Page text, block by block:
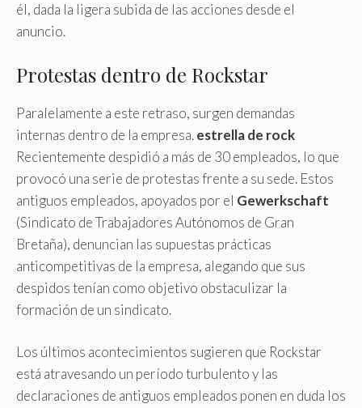
él, dada la ligera subida de las acciones desde el
anuncio.
Protestas dentro de Rockstar
Paralelamente a este retraso, surgen demandas
internas dentro de la empresa.estrella de rock
Recientemente despidió a más de 30 empleados, lo que
provocó una serie de protestas frente a su sede. Estos
antiguos empleados, apoyados por el Gewerkschaft
(Sindicato de Trabajadores Autónomos de Gran
Bretaña), denuncian las supuestas prácticas
anticompetitivas de la empresa, alegando que sus
despidos tenían como objetivo obstaculizar la
formación de un sindicato.
Los últimos acontecimientos sugieren que Rockstar
está atravesando un período turbulento y las
declaraciones de antiguos empleados ponen en duda los